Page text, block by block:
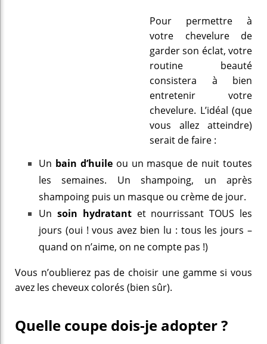
Pour permettre à
votre chevelure de
garder son éclat, votre
routine beauté
consistera à bien
entretenir votre
chevelure. L’idéal (que
vous allez atteindre)
serait de faire :
Un bain d’huileou un masque de nuit toutes
les semaines. Un shampoing, un après
shampoing puis un masque ou crème de jour.
Un soin hydratantet nourrissant TOUS les
jours (oui ! vous avez bien lu : tous les jours –
quand on n’aime, on ne compte pas !)
Vous n’oublierez pas de choisir une gamme si vous
avez les cheveux colorés (bien sûr).
Quelle coupe dois-je adopter ?